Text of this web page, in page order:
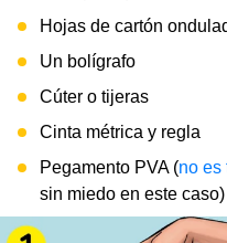
Hojas de cartón
Un bolígrafo
Cúter o tijeras
Cinta métrica y regla
Pegamento PVA (no es
sin miedo en este caso)